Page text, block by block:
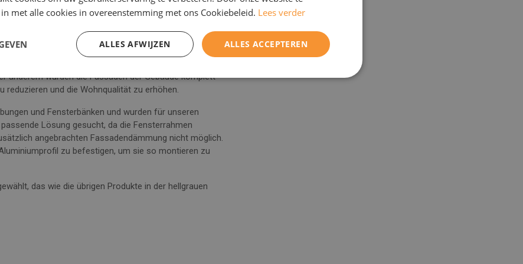
das insgesamt 129 Wohnungen in vier separaten
anderem wurden die Fassaden der Gebäude komplett
reduzieren und die Wohnqualität zu erhöhen.
und Fensterbänken und wurden für unseren
Lösung gesucht, da die Fensterrahmen
angebrachten Fassadendämmung nicht möglich.
zu befestigen, um sie so montieren zu
das wie die übrigen Produkte in der hellgrauen
met alle cookies in overeenstemming met ons Cookiebeleid. Lees verder
ALLES ACCEPTEREN
ALLES AFWIJZEN